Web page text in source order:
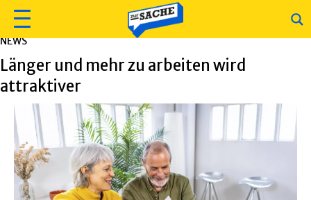
NEWS
Länger und mehr zu arbeiten wird
attraktiver